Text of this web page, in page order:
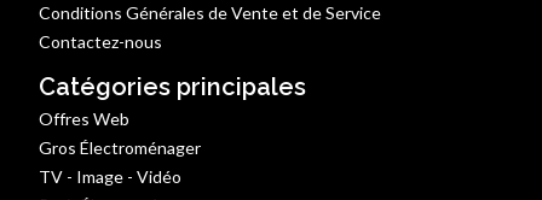
Conditions Générales de Vente et de Service
Contactez-nous
Catégories principales
Offres Web
Gros Électroménager
TV - Image - Vidéo